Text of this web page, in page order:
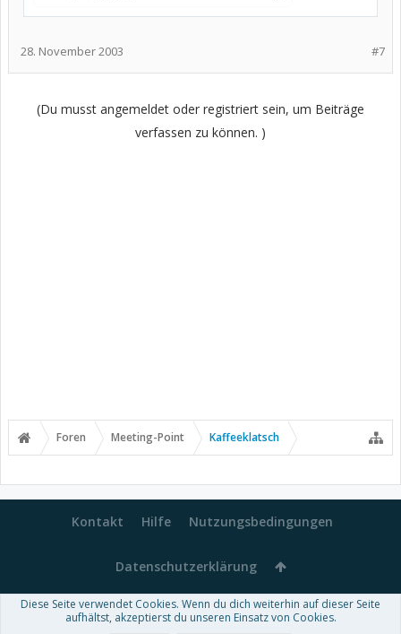
#7
28. November 2003
(Du musst angemeldet oder registriert sein, um Beiträge
verfassen zu können. )
Foren Meeting-Point Kaffeeklatsch
Kontakt Hilfe Nutzungsbedingungen
Datenschutzerklärung
Forum software by XenForo™-Deutsch von xenDach
Diese Seite verwendet Cookies. Wenn du dich weiterhin auf dieser Seite
aufhältst, akzeptierst du unseren Einsatz von Cookies.